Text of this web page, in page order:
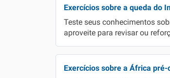
Exercícios sobre a queda do
Teste seus conhecimentos
aproveite para revisar ou
Exercícios sobre a África